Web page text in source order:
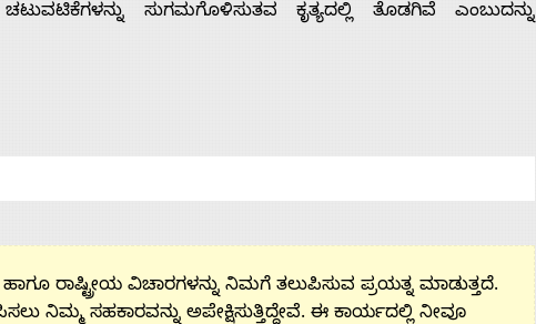
ಸುಗಮಗೊಳಿಸುತವ ಕೃತ್ಯದಲ್ಲಿ ತೊಡಗಿವೆ ಎಂಬುದನ್ನು
ರಾಷ್ಟ್ರೀಯ ವಿಚಾರಗಳನ್ನು ನಿಮಗೆ ತಲುಪಿಸುವ ಪ್ರಯತ್ನ ಮಾಡುತ್ತದೆ.
ನಿಮ್ಮ ಸಹಕಾರವನ್ನು ಅಪೇಕ್ಷಿಸುತ್ತಿದ್ದೇವೆ. ಈ ಕಾರ್ಯದಲ್ಲಿ ನೀವೂ